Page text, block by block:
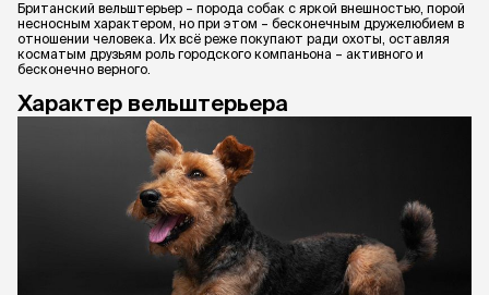
Британский вельштерьер – порода собак с яркой внешностью, порой
несносным характером, но при этом – бесконечным дружелюбием в
отношении человека. Их всё реже покупают ради охоты, оставляя
косматым друзьям роль городского компаньона – активного и
бесконечно верного.
Характер вельштерьера